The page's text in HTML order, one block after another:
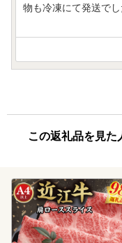
物も冷凍にて発送で
この返礼品を見た